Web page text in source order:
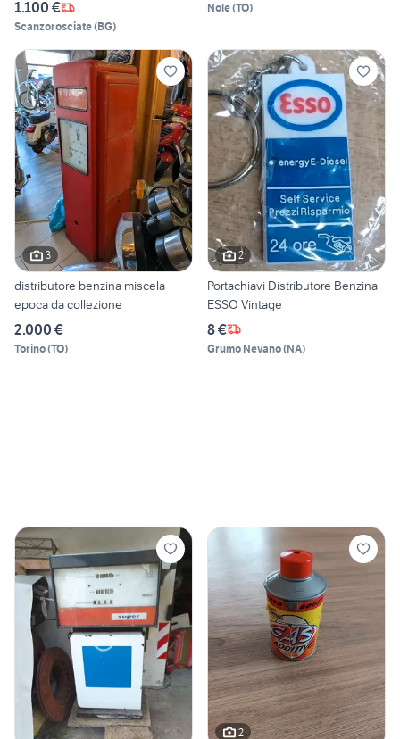
1.100 €
Scanzorosciate(BG)
Nole(TO)
3
distributore benzina miscela
epoca da collezione
2.000 €
Torino(TO)
2
Portachiavi Distributore Benzina
ESSO Vintage
8 €
Grumo Nevano(NA)
2